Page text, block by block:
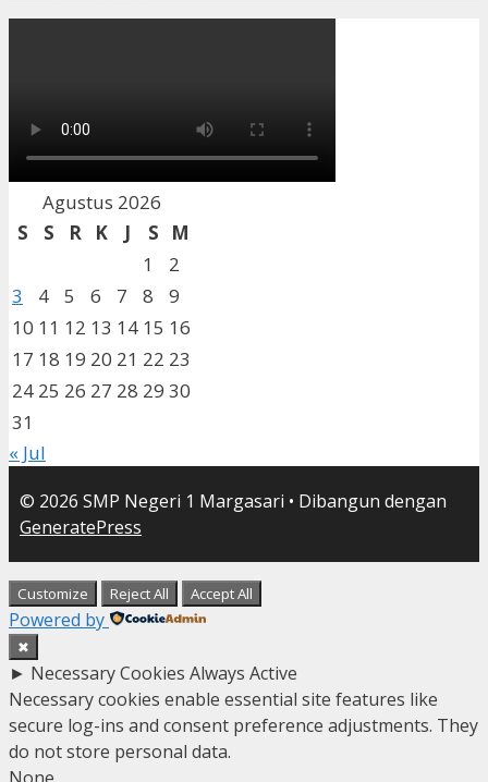
Agustus 2026
S
S R K J S
M
1
2
3
4 5 6 7 8
9
10 11 12 13 14 15 16
17 18 19 20 21 22 23
24 25 26 27 28 29 30
31
« Jul
© 2026 SMP Negeri 1 Margasari • Dibangun dengan
GeneratePress
Customize Reject All Accept All
Powered by
✖
► Necessary Cookies Always Active
Necessary cookies enable essential site features like
secure log-ins and consent preference adjustments. They
do not store personal data.